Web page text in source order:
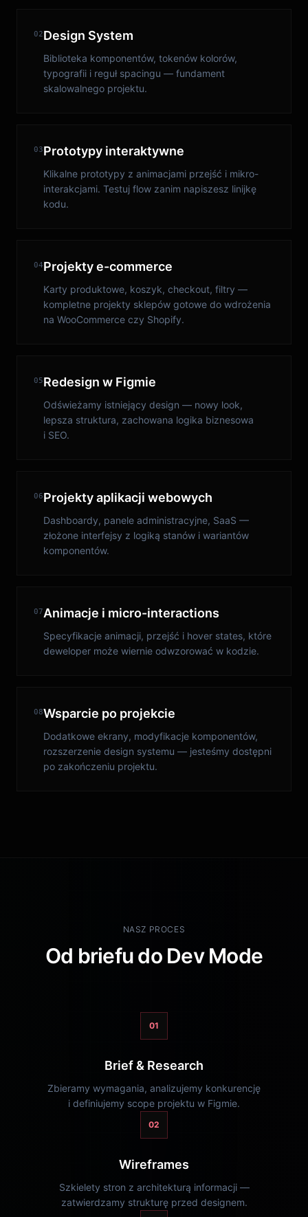
02Design System
Biblioteka komponentów, tokenów kolorów,
typografii i reguł spacingu — fundament
skalowalnego projektu.
03Prototypy interaktywne
Klikalne prototypy z animacjami przejść i mikro-
interakcjami. Testuj flow zanim napiszesz linijkę
kodu.
04Projekty e-commerce
Karty produktowe, koszyk, checkout, filtry —
kompletne projekty sklepów gotowe do wdrożenia
na WooCommerce czy Shopify.
05Redesign w Figmie
Odświeżamy istniejący design — nowy look,
lepsza struktura, zachowana logika biznesowa
i SEO.
06Projekty aplikacji webowych
Dashboardy, panele administracyjne, SaaS —
złożone interfejsy z logiką stanów i wariantów
komponentów.
07Animacje i micro-interactions
Specyfikacje animacji, przejść i hover states, które
deweloper może wiernie odwzorować w kodzie.
08Wsparcie po projekcie
Dodatkowe ekrany, modyfikacje komponentów,
rozszerzenie design systemu — jesteśmy dostępni
po zakończeniu projektu.
NASZ PROCES
Od briefu do Dev Mode
01
Brief & Research
Zbieramy wymagania, analizujemy konkurencję
i definiujemy scope projektu w Figmie.
02
Wireframes
Szkielety stron z architekturą informacji —
zatwierdzamy strukturę przed designem.